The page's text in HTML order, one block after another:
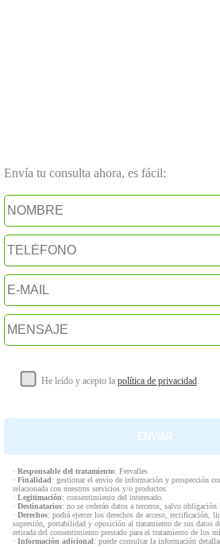
Envía tu consulta ahora, es fácil:
He leído y acepto la política de privacidad.
· Responsable del tratamiento: Fervalles
· Finalidad: gestionar el envío de información y prospección
relacionada con nuestros servicios y/o productos.
· Legitimación: consentimiento del interesado.
· Destinatarios: no se cederán datos a terceros, salvo obligación
· Derechos: podrá ejercer los derechos de acceso, rectificación,
supresión, portabilidad y oposición al tratamiento de sus datos
retirada del consentimiento prestado para el tratamiento de los
· Información adicional: puede consultar la información